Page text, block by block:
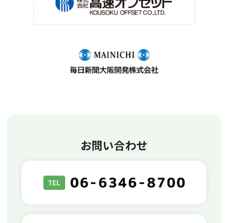
お問い合わせ